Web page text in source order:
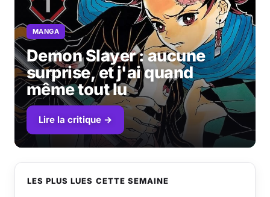
Séries
Manga
BD
Livres
Jeux vidéo
Musique
MANGA
Demon Slayer : aucune
surprise, et j'ai quand
même tout lu
Lire la critique →
LES PLUS LUES CETTE SEMAINE